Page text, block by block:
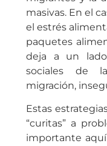
masivas. En el
el estrés
paquetes
deja a un
sociales de
migración,
Estas
“curitas” a
importante